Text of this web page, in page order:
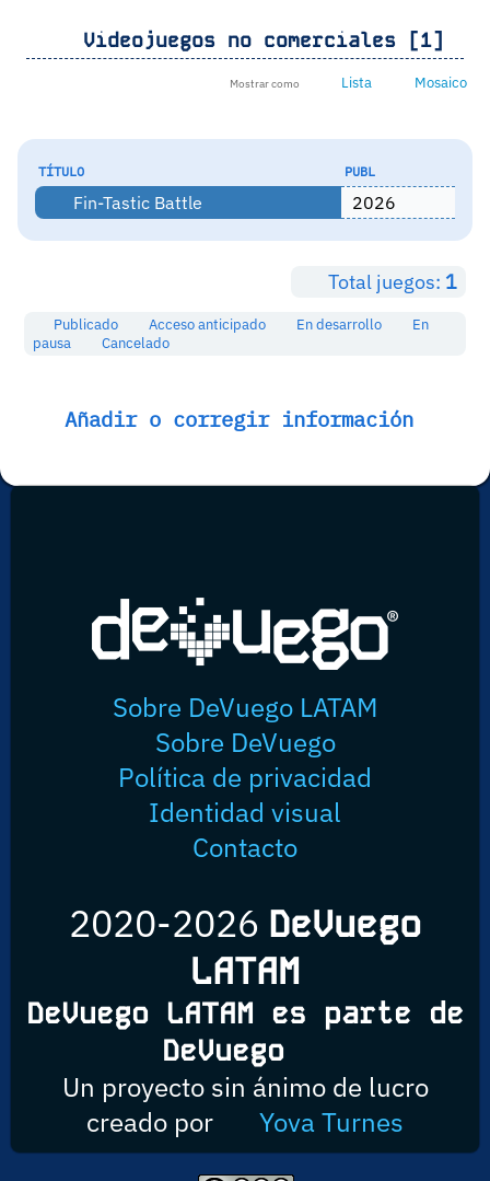
Videojuegos no comerciales [1]
Mostrar como Lista Mosaico
TÍTULO PUBL
Fin-Tastic Battle 2026
Total juegos: 1
Publicado Acceso anticipado En desarrollo
En
pausa
Cancelado
Añadir o corregir información
Sobre DeVuego LATAM
Sobre DeVuego
Política de privacidad
Identidad visual
Contacto
2020-2026 DeVuego
LATAM
DeVuego LATAM es parte de
DeVuego
Un proyecto sin ánimo de lucro
creado por
Yova Turnes